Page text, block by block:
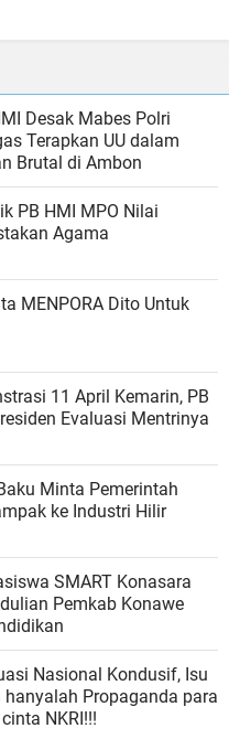
Desak Mabes Polri
Terapkan UU dalam
Brutal di Ambon
PB HMI MPO Nilai
Agama
MENPORA Dito Untuk
11 April Kemarin, PB
Evaluasi Mentrinya
Minta Pemerintah
ke Industri Hilir
SMART Konasara
Pemkab Konawe
hanyalah Propaganda para
tidak cinta NKRI!!!